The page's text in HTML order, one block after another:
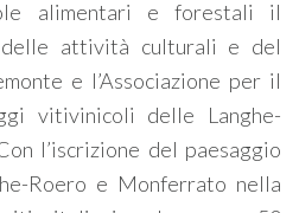
alimentari e forestali il
attività culturali e del
e l’Associazione per il
vitivinicoli delle Langhe-
l’iscrizione del paesaggio
Roero e Monferrato nella